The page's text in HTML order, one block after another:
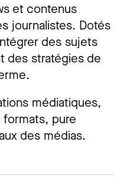
et contenus
journalistes. Dotés
des sujets
des stratégies de
médiatiques,
formats, pure
des médias.